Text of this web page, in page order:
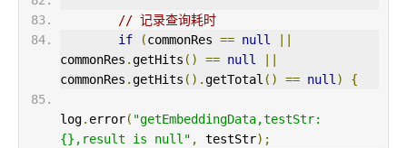
// 记录查询耗时
if
(commonRes == null
commonRes .getHits () == null
commonRes .getHits ().getTotal () == null) {
log. error( "getEmbeddingData,testStr:
{},result is null" , testStr);